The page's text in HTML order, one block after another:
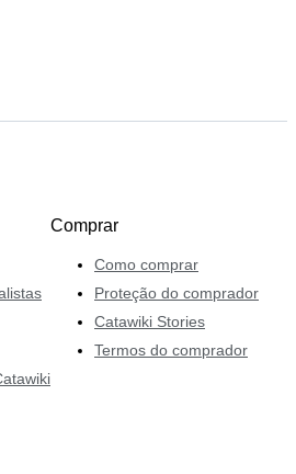
Comprar
Como comprar
Proteção do comprador
Catawiki Stories
Termos do comprador